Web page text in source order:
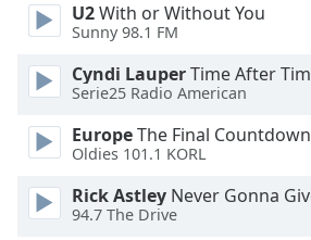
Beginning
dialog
window.
Escape
and
close
U2With or Without You
Sunny 98.1 FM
Cyndi LauperTime After
Serie25 Radio American
EuropeThe Final Countdown
Oldies 101.1 KORL
Rick Astley Never Gonna
94.7 The Drive